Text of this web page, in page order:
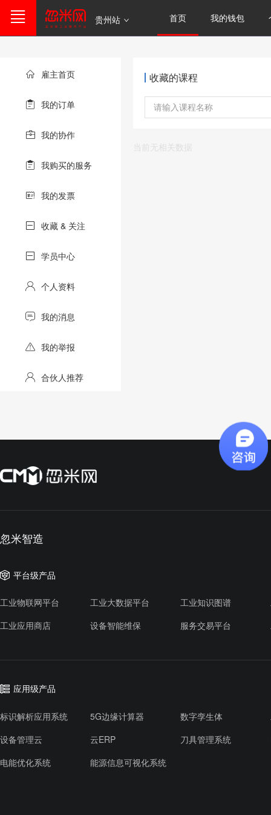
贵州站 首页 我的钱包
雇主首页
我的订单
我的协作
我购买的服务
我的发票
收藏 & 关注
学员中心
个人资料
我的消息
我的举报
合伙人推荐
收藏的课程
当前无相关数据
忽米智造
平台级产品
工业物联网平台 工业大数据平台 工业知识图谱
工业应用商店
设备智能维保 服务交易平台
应用级产品
标识解析应用系统 5G边缘计算器 数字孪生体
设备管理云
云ERP 刀具管理系统
电能优化系统
能源信息可视化系统